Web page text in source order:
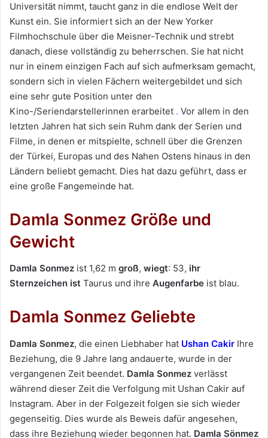
Universität nimmt, taucht ganz in die endlose Welt der
Kunst ein. Sie informiert sich an der New Yorker
Filmhochschule über die Meisner-Technik und strebt
danach, diese vollständig zu beherrschen. Sie hat nicht
nur in einem einzigen Fach auf sich aufmerksam gemacht,
sondern sich in vielen Fächern weitergebildet und sich
eine sehr gute Position unter den
Kino-/Seriendarstellerinnen erarbeitet . Vor allem in den
letzten Jahren hat sich sein Ruhm dank der Serien und
Filme, in denen er mitspielte, schnell über die Grenzen
der Türkei, Europas und des Nahen Ostens hinaus in den
Ländern beliebt gemacht. Dies hat dazu geführt, dass er
eine große Fangemeinde hat.
Damla Sonmez Größe und
Gewicht
Damla Sonmez ist 1,62 m groß, wiegt: 53, ihr
Sternzeichen ist Taurus und ihre Augenfarbe ist blau.
Damla Sonmez Geliebte
Damla Sonmez, die einen Liebhaber hat Ushan Cakir Ihre
Beziehung, die 9 Jahre lang andauerte, wurde in der
vergangenen Zeit beendet. Damla Sonmez verlässt
während dieser Zeit die Verfolgung mit Ushan Cakir auf
Instagram. Aber in der Folgezeit folgen sie sich wieder
gegenseitig. Dies wurde als Beweis dafür angesehen,
dass ihre Beziehung wieder begonnen hat. Damla Sönmez